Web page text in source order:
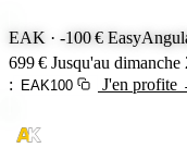
EAK · -100 €
699 € Jusqu'au
:
EAK100 J'en profite